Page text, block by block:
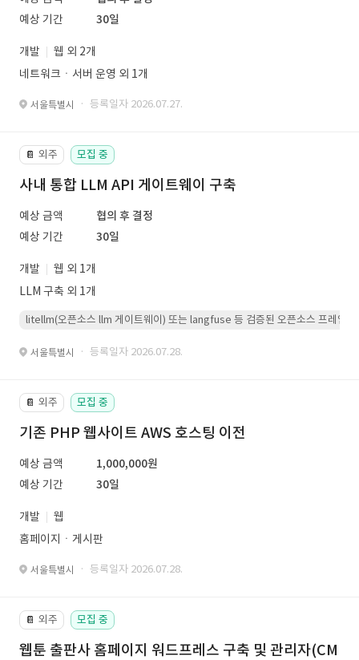
예상 기간
30일
개발
웹 외 2개
네트워크ㆍ서버 운영 외 1개
서울특별시 · 등록일자 2026.07.27.
📔 외주 모집 중
사내 통합 LLM API 게이트웨이 구축
예상 금액
협의 후 결정
예상 기간
30일
개발
웹 외 1개
LLM 구축 외 1개
litellm(오픈소스 llm 게이트웨이) 또는 langfuse 등 검증된 오픈소스 프레임워
서울특별시 · 등록일자 2026.07.28.
📔 외주 모집 중
기존 PHP 웹사이트 AWS 호스팅 이전
예상 금액
1,000,000원
예상 기간
30일
개발
웹
홈페이지ㆍ게시판
서울특별시 · 등록일자 2026.07.28.
📔 외주 모집 중
웹툰 출판사 홈페이지 워드프레스 구축 및 관리자(CM